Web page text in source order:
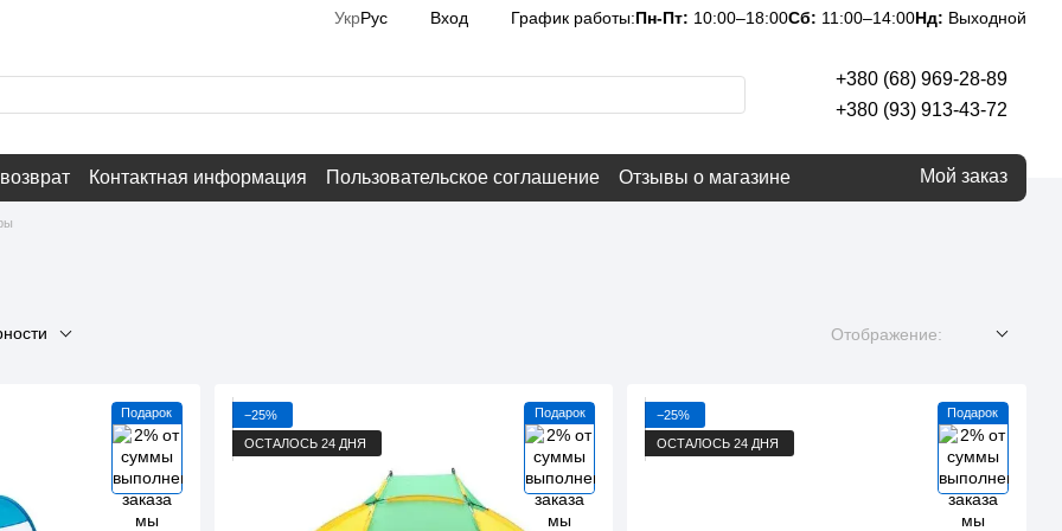
УкрРус Вход График работы:Пн-Пт: 10:00–18:00Сб: 11:00–14:00Нд: Выходной
+380 (68) 969-28-89
+380 (93) 913-43-72
Контактная информация Пользовательское соглашение Отзывы о магазине Мой заказ
Отображение:
Подарок Подарок
−25%
ОСТАЛОСЬ 24 ДНЯ
Подарок
−25%
ОСТАЛОСЬ 24 ДНЯ